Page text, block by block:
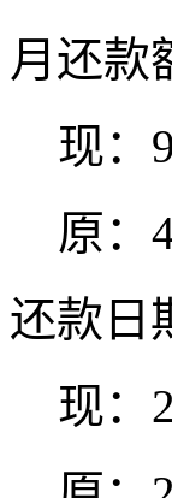
月还款
现：
原：
还款日
现：